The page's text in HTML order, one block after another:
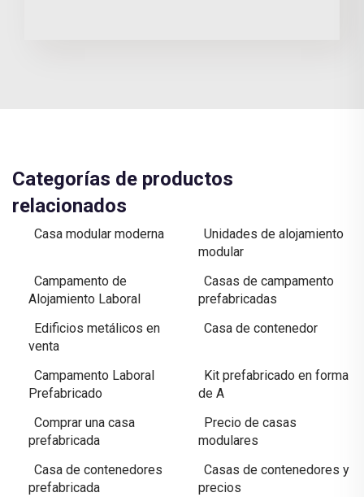
Categorías de productos
relacionados
Casa modular moderna
Unidades de alojamiento
modular
Campamento de
Alojamiento Laboral
Casas de campamento
prefabricadas
Edificios metálicos en
venta
Casa de contenedor
Campamento Laboral
Prefabricado
Kit prefabricado en forma
de A
Comprar una casa
prefabricada
Precio de casas
modulares
Casa de contenedores
prefabricada
Casas de contenedores y
precios